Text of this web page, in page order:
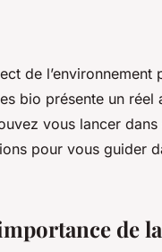
de
bio présente un réel
vous lancer
pour vous guider
de